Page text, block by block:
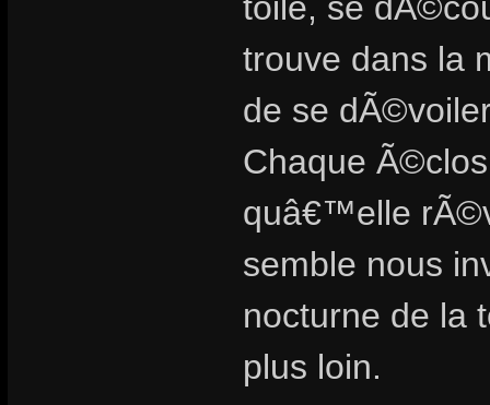
trouve dans la
de se
Chaque
quâ€™elle
semble nous
nocturne de la
plus loin.